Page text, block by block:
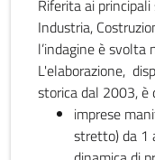
Riferita ai
Industria,
l’indagine è
L'elaborazione,
storica dal 2003, è
imprese
stretto) da 1